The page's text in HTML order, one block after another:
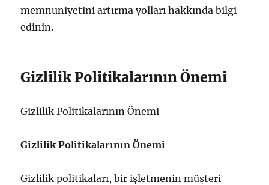
memnuniyetini artırma yolları hakkında bilgi
edinin.
Gizlilik Politikalarının Önemi
Gizlilik Politikalarının Önemi
Gizlilik Politikalarının Önemi
Gizlilik politikaları, bir işletmenin müşteri